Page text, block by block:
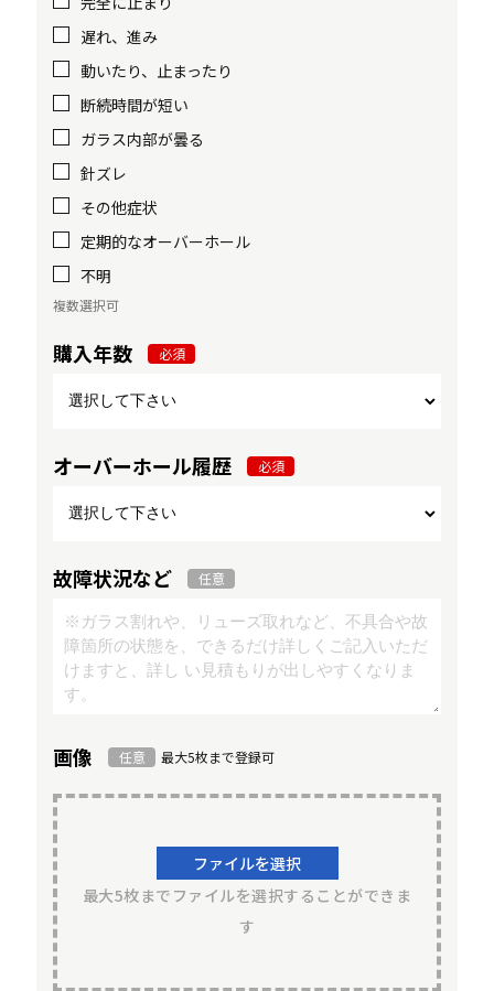
遅れ、進み
動いたり、止まったり
断続時間が短い
ガラス内部が曇る
針ズレ
その他症状
定期的なオーバーホール
不明
複数選択可
購入年数 必須
オーバーホール履歴 必須
故障状況など 任意
画像 任意 最大5枚まで登録可
ファイルを選択
最大5枚までファイルを選択することができま
す